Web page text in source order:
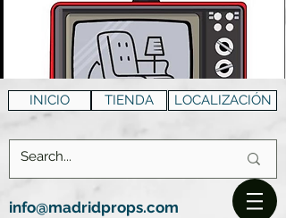
INICIO TIENDA LOCALIZACIÓN
info@madridprops.com